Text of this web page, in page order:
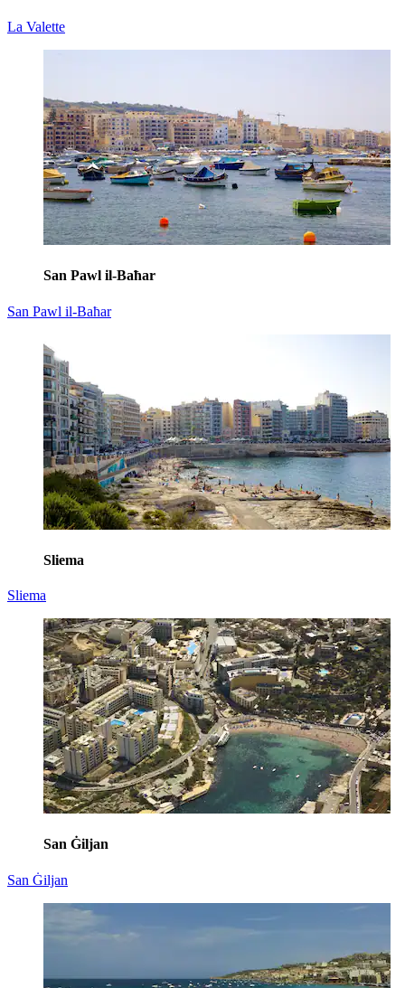
La Valette
San Pawl il-Baħar
San Pawl il-Baħar
Sliema
Sliema
San Ġiljan
San Ġiljan